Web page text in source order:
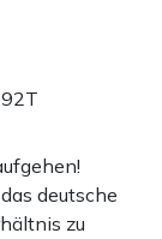
deutsche
zu